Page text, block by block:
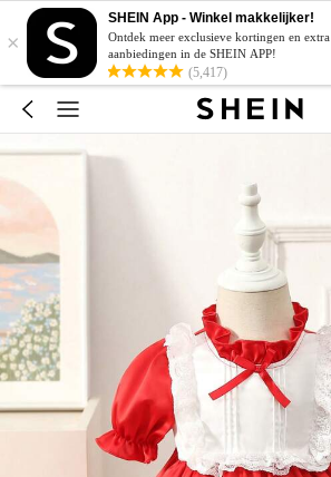
×
SHEIN App - Winkel makkelijker!
Ontdek meer exclusieve kortingen en extra
aanbiedingen in de SHEIN APP!
(5,417)